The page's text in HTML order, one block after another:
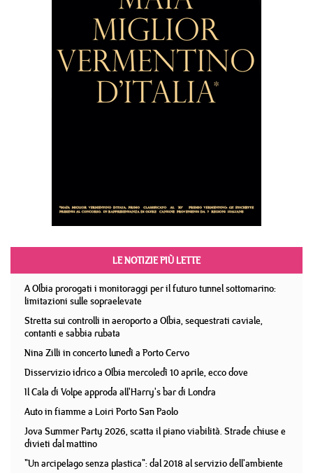
LE NOTIZIE PIÙ LETTE
A Olbia prorogati i monitoraggi per il futuro tunnel sottomarino:
limitazioni sulle sopraelevate
Stretta sui controlli in aeroporto a Olbia, sequestrati caviale,
contanti e sabbia rubata
Nina Zilli in concerto lunedì a Porto Cervo
Disservizio idrico a Olbia mercoledì 10 aprile, ecco dove
Il Cala di Volpe approda all'Harry's bar di Londra
Auto in fiamme a Loiri Porto San Paolo
Jova Summer Party 2026, scatta il piano viabilità. Strade chiuse e
divieti dal mattino
"Un arcipelago senza plastica": dal 2018 al servizio dell'ambiente